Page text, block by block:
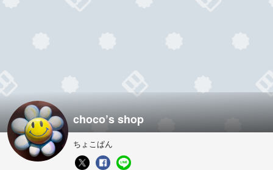
choco’s shop
ちょこぱん